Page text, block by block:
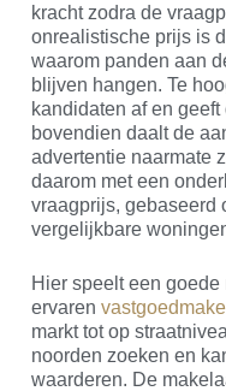
kracht zodra de
onrealistische prijs is
waarom panden aan
blijven hangen. Te
kandidaten af en
bovendien daalt de
advertentie naarmate
daarom met een
vraagprijs, gebaseerd
vergelijkbare
Hier speelt een
ervaren
markt tot op
noorden zoeken en
waarderen. De